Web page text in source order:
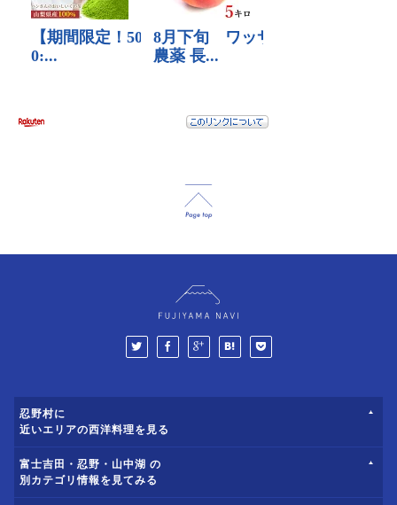
忍野村に
近いエリアの西洋料理を見る
富士吉田・忍野・山中湖 の
別カテゴリ情報を見てみる